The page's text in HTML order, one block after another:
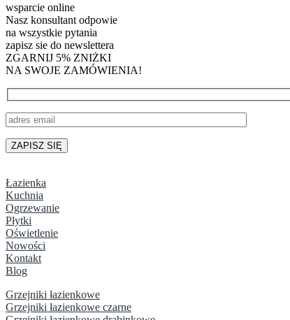
wsparcie online
Nasz konsultant odpowie
na wszystkie pytania
zapisz sie do newslettera
ZGARNIJ 5% ZNIŻKI
NA SWOJE ZAMÓWIENIA!
Łazienka
Kuchnia
Ogrzewanie
Płytki
Oświetlenie
Nowości
Kontakt
Blog
Grzejniki łazienkowe
Grzejniki łazienkowe czarne